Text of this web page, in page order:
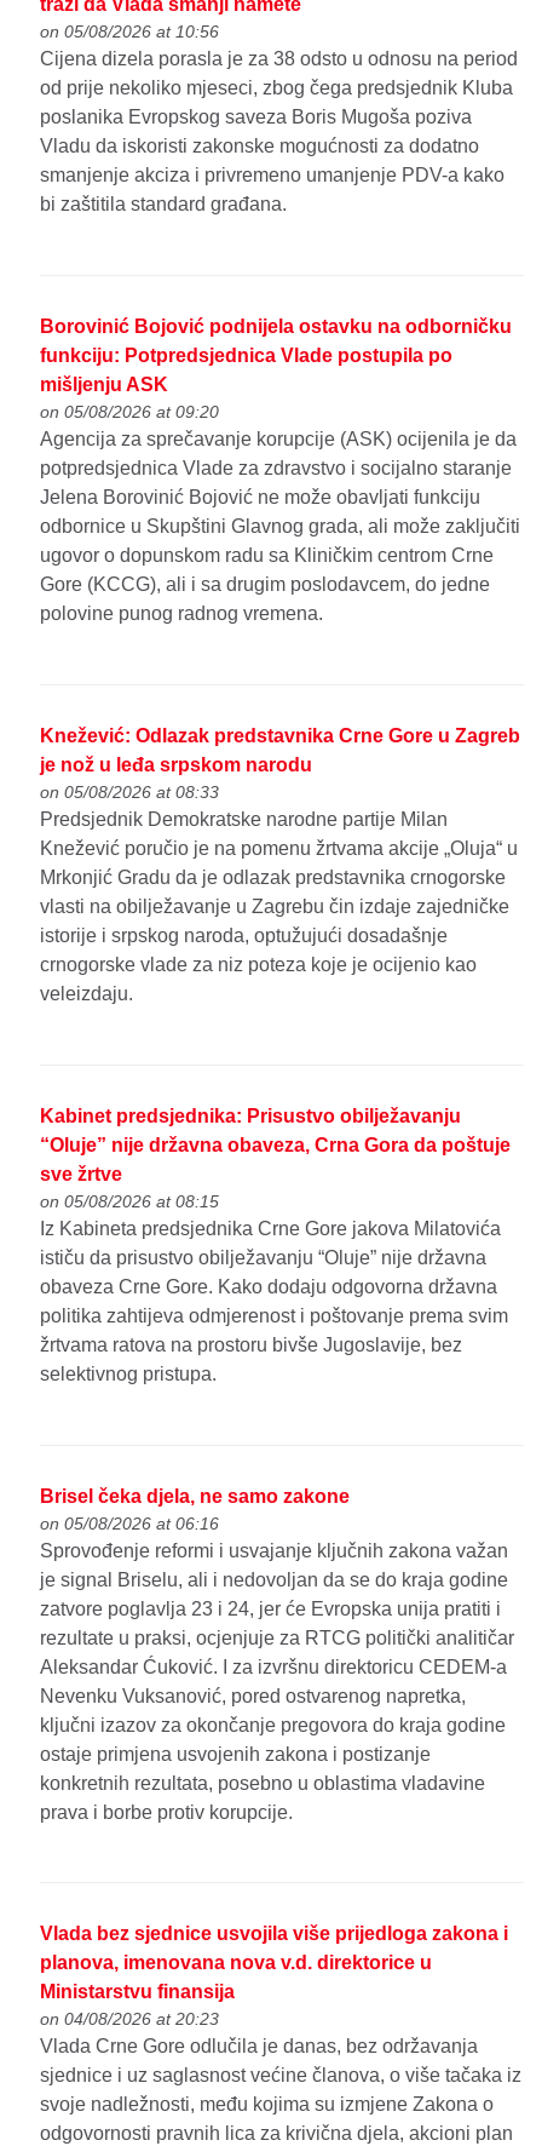
traži da Vlada smanji namete
on 05/08/2026 at 10:56
Cijena dizela porasla je za 38 odsto u odnosu na period
od prije nekoliko mjeseci, zbog čega predsjednik Kluba
poslanika Evropskog saveza Boris Mugoša poziva
Vladu da iskoristi zakonske mogućnosti za dodatno
smanjenje akciza i privremeno umanjenje PDV-a kako
bi zaštitila standard građana.
Borovinić Bojović podnijela ostavku na odborničku
funkciju: Potpredsjednica Vlade postupila po
mišljenju ASK
on 05/08/2026 at 09:20
Agencija za sprečavanje korupcije (ASK) ocijenila je da
potpredsjednica Vlade za zdravstvo i socijalno staranje
Jelena Borovinić Bojović ne može obavljati funkciju
odbornice u Skupštini Glavnog grada, ali može zaključiti
ugovor o dopunskom radu sa Kliničkim centrom Crne
Gore (KCCG), ali i sa drugim poslodavcem, do jedne
polovine punog radnog vremena.
Knežević: Odlazak predstavnika Crne Gore u Zagreb
je nož u leđa srpskom narodu
on 05/08/2026 at 08:33
Predsjednik Demokratske narodne partije Milan
Knežević poručio je na pomenu žrtvama akcije „Oluja“ u
Mrkonjić Gradu da je odlazak predstavnika crnogorske
vlasti na obilježavanje u Zagrebu čin izdaje zajedničke
istorije i srpskog naroda, optužujući dosadašnje
crnogorske vlade za niz poteza koje je ocijenio kao
veleizdaju.
Kabinet predsjednika: Prisustvo obilježavanju
“Oluje” nije državna obaveza, Crna Gora da poštuje
sve žrtve
on 05/08/2026 at 08:15
Iz Kabineta predsjednika Crne Gore jakova Milatovića
ističu da prisustvo obilježavanju “Oluje” nije državna
obaveza Crne Gore. Kako dodaju odgovorna državna
politika zahtijeva odmjerenost i poštovanje prema svim
žrtvama ratova na prostoru bivše Jugoslavije, bez
selektivnog pristupa.
Brisel čeka djela, ne samo zakone
on 05/08/2026 at 06:16
Sprovođenje reformi i usvajanje ključnih zakona važan
je signal Briselu, ali i nedovoljan da se do kraja godine
zatvore poglavlja 23 i 24, jer će Evropska unija pratiti i
rezultate u praksi, ocjenjuje za RTCG politički analitičar
Aleksandar Ćuković. I za izvršnu direktoricu CEDEM-a
Nevenku Vuksanović, pored ostvarenog napretka,
ključni izazov za okončanje pregovora do kraja godine
ostaje primjena usvojenih zakona i postizanje
konkretnih rezultata, posebno u oblastima vladavine
prava i borbe protiv korupcije.
Vlada bez sjednice usvojila više prijedloga zakona i
planova, imenovana nova v.d. direktorice u
Ministarstvu finansija
on 04/08/2026 at 20:23
Vlada Crne Gore odlučila je danas, bez održavanja
sjednice i uz saglasnost većine članova, o više tačaka iz
svoje nadležnosti, među kojima su izmjene Zakona o
odgovornosti pravnih lica za krivična djela, akcioni plan